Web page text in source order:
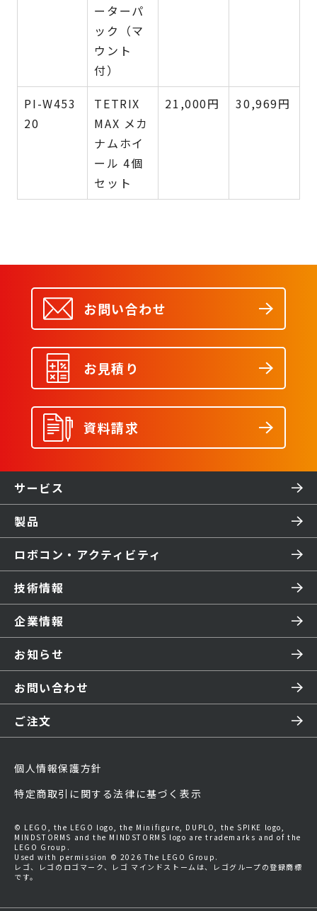
ーターパ
ック（マ
ウント
付）
PI-W453
20
TETRIX
MAX メカ
ナムホイ
ール 4個
セット
21,000円 30,969円
お問い合わせ
お見積り
資料請求
サービス
製品
ロボコン・アクティビティ
技術情報
企業情報
お知らせ
お問い合わせ
ご注文
個人情報保護方針
特定商取引に関する法律に基づく表示
© LEGO, the LEGO logo, the Minifigure, DUPLO, the SPIKE logo,
MINDSTORMS and the MINDSTORMS logo are trademarks and of the
LEGO Group.
Used with permission © 2026 The LEGO Group.
レゴ、レゴのロゴマーク、レゴ マインドストームは、レゴグループの登録商標
です。